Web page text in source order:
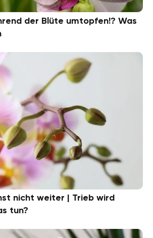
der Blüte umtopfen!? Was
nicht weiter | Trieb wird
tun?